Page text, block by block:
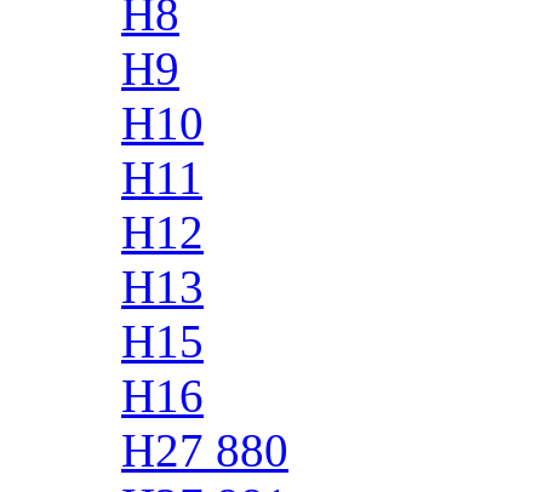
H8
H9
H10
H11
H12
H13
H15
H16
H27 880